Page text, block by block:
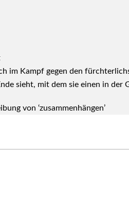
im Kampf gegen den
sieht, mit dem sie einen in der
von ‘zusam­men­hän­gen’